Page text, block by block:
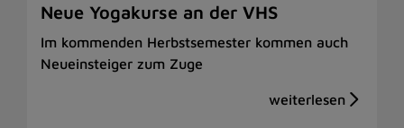
Neue Yogakurse an der VHS
Im kommenden Herbstsemester kommen auch
Neueinsteiger zum Zuge